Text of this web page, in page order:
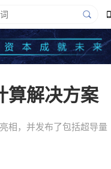
算解决方案
相，并发布了包括超导量